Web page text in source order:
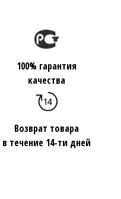
100% гарантия
качества
Возврат товара
в течение 14-ти дней